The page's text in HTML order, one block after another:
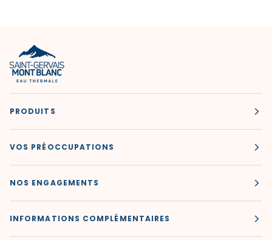
PRODUITS
VOS PRÉOCCUPATIONS
NOS ENGAGEMENTS
INFORMATIONS COMPLÉMENTAIRES